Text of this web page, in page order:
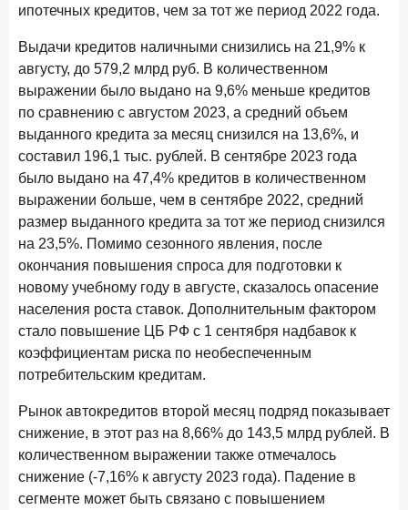
Итоги недели, наша трактовка основных событий
ПОДПИСАТЬСЯ
Я согласен с условиями обработки данных
8 июня 2026 года ИССЛЕДОВАНИЕ
По итогам мая 2026 года объем выдач кредитов
составил 993,8 млрд руб.
4 июня 2026 года ИССЛЕДОВАНИЕ
Синергия интеллектов: будущее контакт-центров в
партнерстве человека и технологий
1 июня 2026 года
понимать контекст
28 мая 2026 года ИССЛЕДОВАНИЕ
Доверие становится главным фактором на рынке
Private banking
ипотечных кредитов, чем за тот же период 2022 года.
Выдачи кредитов наличными снизились на 21,9% к
августу, до 579,2 млрд руб. В количественном
выражении было выдано на 9,6% меньше кредитов
по сравнению с августом 2023, а средний объем
выданного кредита за месяц снизился на 13,6%, и
составил 196,1 тыс. рублей. В сентябре 2023 года
было выдано на 47,4% кредитов в количественном
выражении больше, чем в сентябре 2022, средний
размер выданного кредита за тот же период снизился
на 23,5%. Помимо сезонного явления, после
окончания повышения спроса для подготовки к
новому учебному году в августе, сказалось опасение
населения роста ставок. Дополнительным фактором
стало повышение ЦБ РФ с 1 сентября надбавок к
коэффициентам риска по необеспеченным
потребительским кредитам.
Рынок автокредитов второй месяц подряд показывает
снижение, в этот раз на 8,66% до 143,5 млрд рублей. В
количественном выражении также отмечалось
снижение (-7,16% к августу 2023 года). Падение в
сегменте может быть связано с повышением